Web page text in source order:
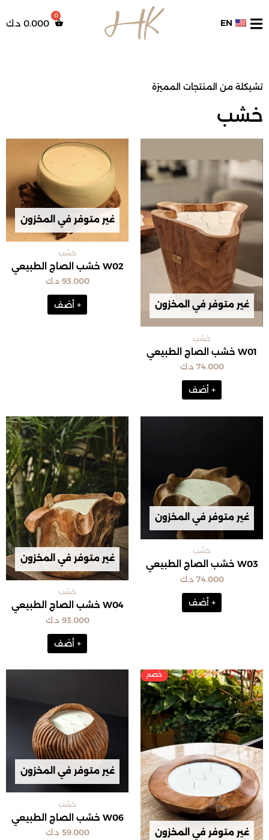
إلى
EN
0.000 د.ك
تشيكلة من المنتجات المميزة
خشب
غير متوفر في المخزون
خشب
W01 خشب الصاج الطبيعي
74.000 د.ك
+ أضف
غير متوفر في المخزون
خشب
W02 خشب الصاج الطبيعي
93.000 د.ك
+ أضف
غير متوفر في المخزون
خشب
W03 خشب الصاج الطبيعي
74.000 د.ك
+ أضف
غير متوفر في المخزون
خشب
W04 خشب الصاج الطبيعي
93.000 د.ك
+ أضف
غير متوفر في المخزون
السعر
الأصلي
هو:
45.000 د.ك.
السعر
الحالي
هو:
29.000 د.ك.
غير متوفر في المخزون
خشب
W06 خشب الصاج الطبيعي
59.000 د.ك